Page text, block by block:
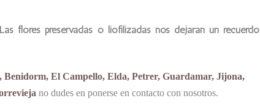
flores preservadas o liofilizadas nos dejaran un recuerdo
Benidorm, El Campello, Elda, Petrer, Guardamar, Jijona,
no dudes en ponerse en contacto con nosotros.